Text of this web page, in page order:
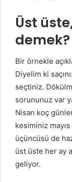
Üst
demek?
Bir örnekle
Diyelim ki
seçtiniz.
sorununuz var
Nisan koç
kesiminiz
üçüncüsü de
üst üste her ay
geliyor.